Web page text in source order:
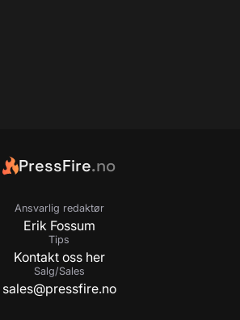
PressFire.no
Ansvarlig redaktør
Erik Fossum
Tips
Kontakt oss her
Salg/Sales
sales@pressfire.no